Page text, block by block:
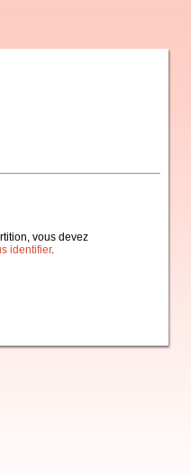
vous devez
identifier.